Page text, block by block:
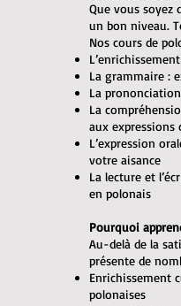
Que vous soyez
un bon niveau.
Nos cours de
La grammaire :
La
La
aux expressions
L’expression
votre aisance
La lecture et
en polonais
Pourquoi
Au-delà de la
présente de
Enrichissement
polonaises